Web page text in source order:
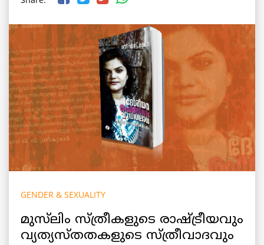
GENDER & SEXUALITY
മുസ്‌ലിം സ്ത്രീകളുടെ രാഷ്ട്രീയവും
വ്യത്യസ്തതകളുടെ സ്ത്രീവാദവും